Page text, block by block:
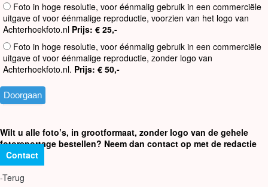
Foto in hoge resolutie, voor éénmalig gebruik in een commerciële
uitgave of voor éénmalige reproductie, voorzien van het logo van
Achterhoekfoto.nl Prijs: € 25,-
Foto in hoge resolutie, voor éénmalig gebruik in een commerciële
uitgave of voor éénmalige reproductie, zonder logo van
Achterhoekfoto.nl. Prijs: € 50,-
Wilt u alle foto’s, in grootformaat, zonder logo van de gehele
fotoreportage bestellen? Neem dan contact op met de redactie
Contact
-Terug